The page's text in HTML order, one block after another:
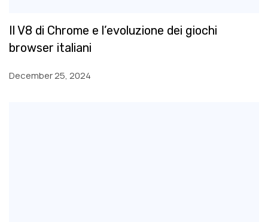
Il V8 di Chrome e l’evoluzione dei giochi
browser italiani
December 25, 2024